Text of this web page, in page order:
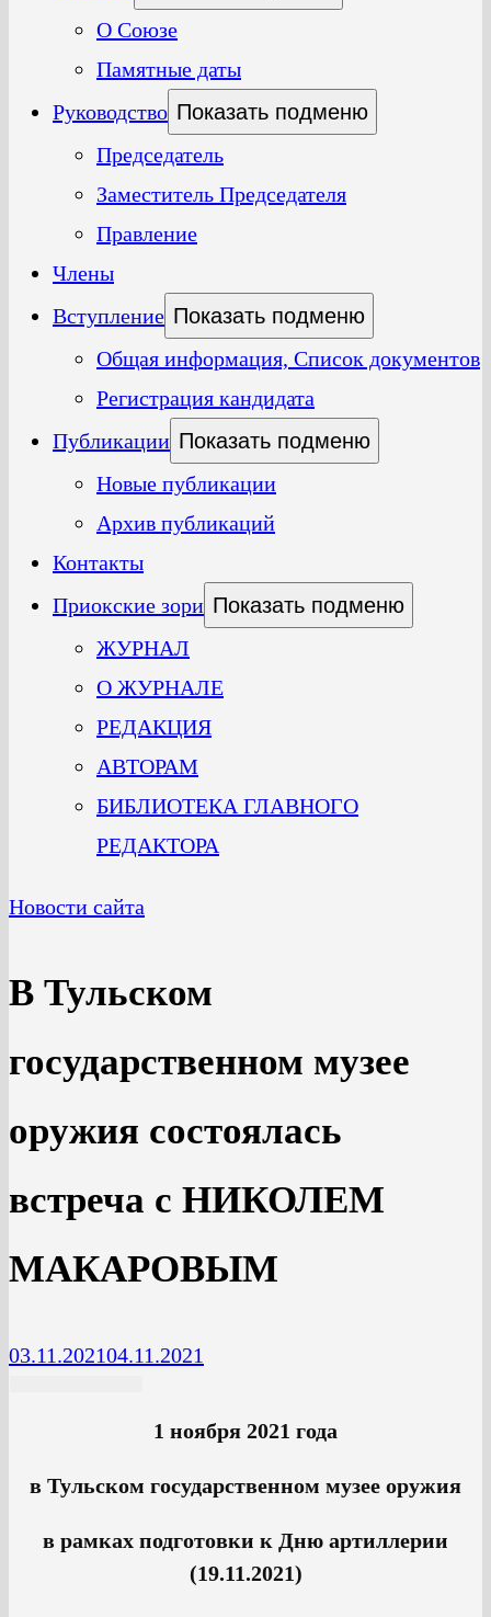
О Союзе
Памятные даты
Руководство Показать подменю
Председатель
Заместитель Председателя
Правление
Члены
Вступление Показать подменю
Общая информация, Список документов
Регистрация кандидата
Публикации Показать подменю
Новые публикации
Архив публикаций
Контакты
Приокские зори Показать подменю
ЖУРНАЛ
О ЖУРНАЛЕ
РЕДАКЦИЯ
АВТОРАМ
БИБЛИОТЕКА ГЛАВНОГО
РЕДАКТОРА
Новости сайта
В Тульском
государственном музее
оружия состоялась
встреча с НИКОЛЕМ
МАКАРОВЫМ
03.11.202104.11.2021
1 ноября 2021 года
в Тульском государственном музее оружия
в рамках подготовки к Дню артиллерии
(19.11.2021)